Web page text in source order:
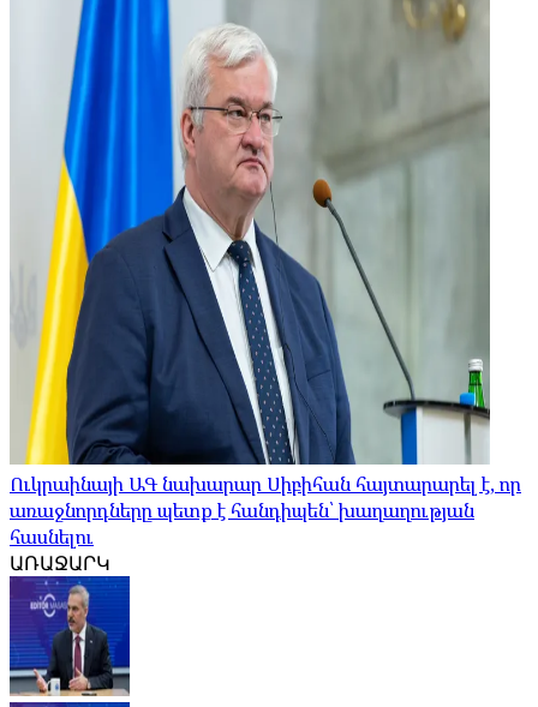
Ուկրաինայի ԱԳ նախարար Սիբիհան հայտարարել է, որ
առաջնորդները պետք է հանդիպեն՝ խաղաղության
հասնելու
ԱՌԱՋԱՐԿ